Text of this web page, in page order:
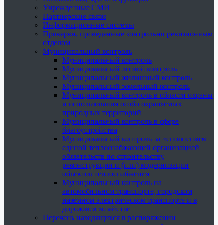
Учрежденные СМИ
Партнерские связи
Информационные системы
Проверки, проведенные контрольно-ревизионным
отделом
Муниципальный контроль
Муниципальный контроль
Муниципальный лесной контроль
Муниципальный жилищный контроль
Муниципальный земельный контроль
Муниципальный контроль в области охраны
и использования особо охраняемых
природных территорий
Муниципальный контроль в сфере
благоустройства
Муниципальный контроль за исполнением
единой теплоснабжающей организацией
обязательств по строительству,
реконструкции и (или) модернизации
объектов теплоснабжения
Муниципальный контроль на
автомобильном транспорте, городском
наземном электрическом транспорте и в
дорожном хозяйстве
Перечень находящихся в распоряжении